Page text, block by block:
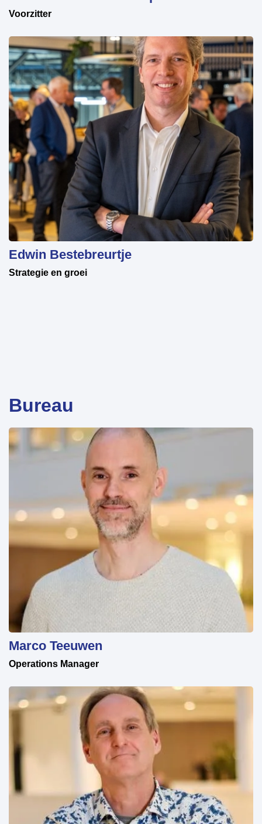
Voorzitter
Edwin Bestebreurtje
Strategie en groei
Bureau
Marco Teeuwen
Operations Manager